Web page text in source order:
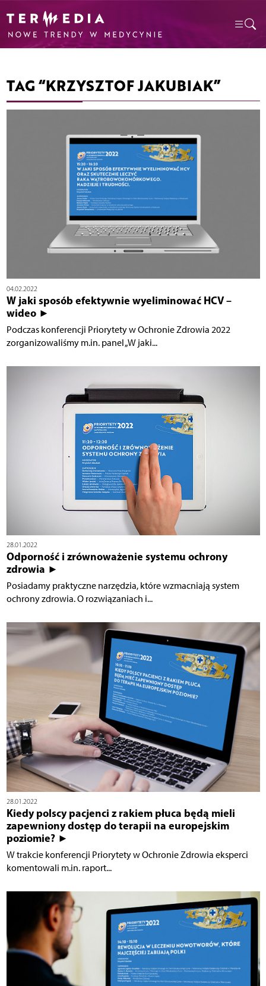
TAG “KRZYSZTOF JAKUBIAK”
04.02.2022
W jaki sposób efektywnie wyeliminować HCV –
wideo ►
Podczas konferencji Priorytety w Ochronie Zdrowia 2022
zorganizowaliśmy m.in. panel „W jaki...
28.01.2022
Odporność i zrównoważenie systemu ochrony
zdrowia ►
Posiadamy praktyczne narzędzia, które wzmacniają system
ochrony zdrowia. O rozwiązaniach i...
28.01.2022
Kiedy polscy pacjenci z rakiem płuca będą mieli
zapewniony dostęp do terapii na europejskim
poziomie? ►
W trakcie konferencji Priorytety w Ochronie Zdrowia eksperci
komentowali m.in. raport...